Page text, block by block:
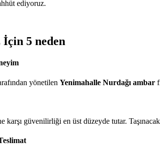
ediyoruz.
5 neden
yönetilen Yenimahalle Nurdağı ambar
karşı güvenilirliği en üst düzeyde tutar.